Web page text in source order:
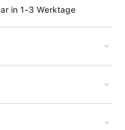
in 1-3 Werktage